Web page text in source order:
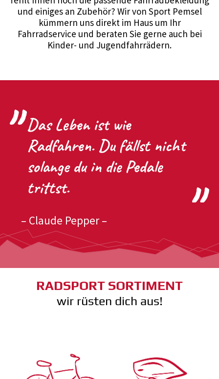
und einiges an Zubehör? Wir von Sport Pemsel
kümmern uns direkt im Haus um Ihr
Fahrradservice und beraten Sie gerne auch bei
Kinder- und Jugendfahrrädern.
Das Leben ist wie
Radfahren. Du fällst nicht
solange du in die Pedale
trittst.
– Claude Pepper –
RADSPORT SORTIMENT
wir rüsten dich aus!